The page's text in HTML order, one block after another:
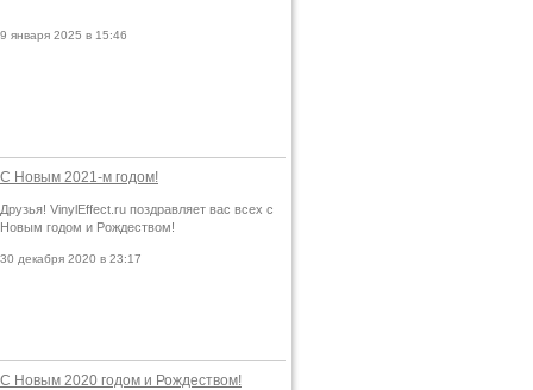
9 января 2025 в 15:46
С Новым 2021-м годом!
Друзья! VinylEffect.ru поздравляет вас всех с
Новым годом и Рождеством!
30 декабря 2020 в 23:17
С Новым 2020 годом и Рождеством!